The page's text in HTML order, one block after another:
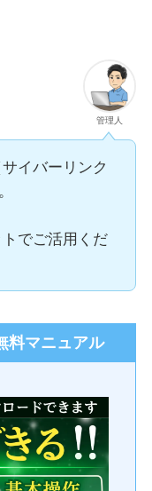
管理人
イバーリンク
でご活用くだ
料マニュアル